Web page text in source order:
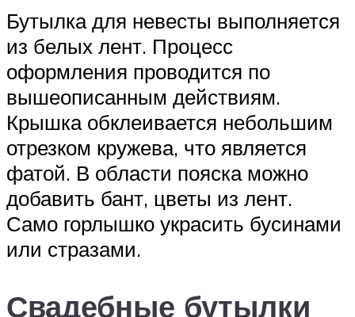
Бутылка для невесты выполняется
из белых лент. Процесс
оформления проводится по
вышеописанным действиям.
Крышка обклеивается небольшим
отрезком кружева, что является
фатой. В области пояска можно
добавить бант, цветы из лент.
Само горлышко украсить бусинами
или стразами.
Свадебные бутылки